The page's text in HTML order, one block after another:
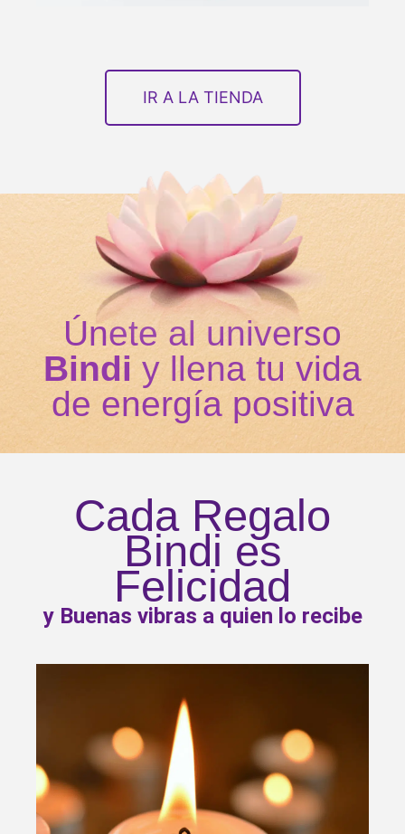
IR A LA TIENDA
Únete al universo
Bindi y llena tu vida
de energía positiva
Cada Regalo
Bindi es
Felicidad
y Buenas vibras a quien lo recibe